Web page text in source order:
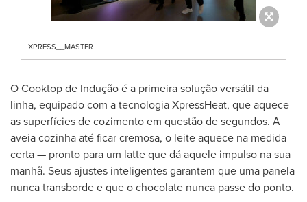
XPRESS__MASTER
O Cooktop de Indução é a primeira solução versátil da
linha, equipado com a tecnologia XpressHeat, que aquece
as superfícies de cozimento em questão de segundos. A
aveia cozinha até ficar cremosa, o leite aquece na medida
certa — pronto para um latte que dá aquele impulso na sua
manhã. Seus ajustes inteligentes garantem que uma panela
nunca transborde e que o chocolate nunca passe do ponto.